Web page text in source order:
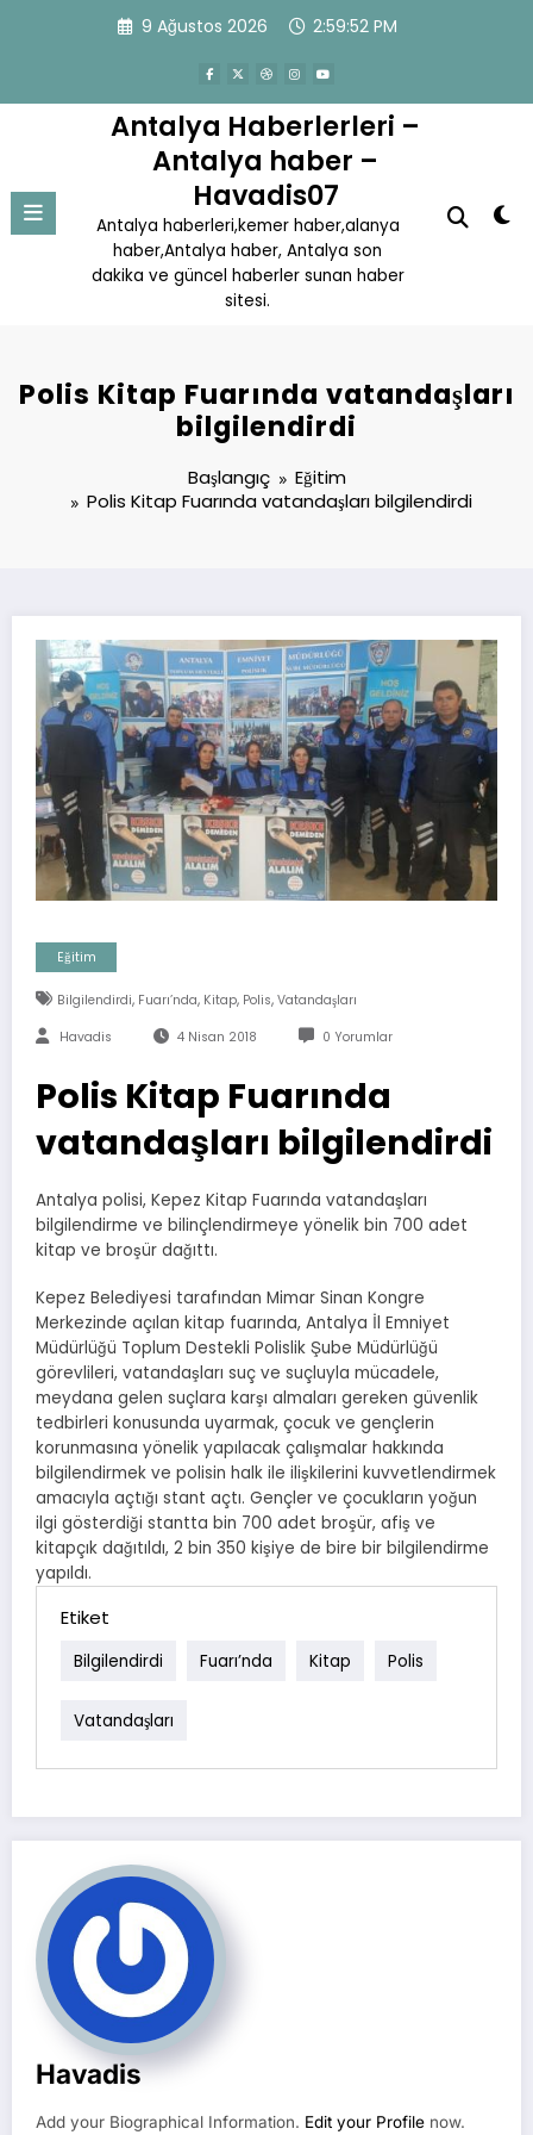
9 Ağustos 2026 2:59:53 PM
Antalya Haberlerleri –
Antalya haber –
Havadis07
Antalya haberleri,kemer haber,alanya
haber,Antalya haber, Antalya son
dakika ve güncel haberler sunan haber
sitesi.
Polis Kitap Fuarında vatandaşları
bilgilendirdi
Başlangıç
Eğitim
Polis Kitap Fuarında vatandaşları bilgilendirdi
Eğitim
Bilgilendirdi, Fuarı’nda, Kitap, Polis, Vatandaşları
Havadis 4 Nisan 2018 0 Yorumlar
Polis Kitap Fuarında
vatandaşları bilgilendirdi
Antalya polisi, Kepez Kitap Fuarında vatandaşları
bilgilendirme ve bilinçlendirmeye yönelik bin 700 adet
kitap ve broşür dağıttı.
Kepez Belediyesi tarafından Mimar Sinan Kongre
Merkezinde açılan kitap fuarında, Antalya İl Emniyet
Müdürlüğü Toplum Destekli Polislik Şube Müdürlüğü
görevlileri, vatandaşları suç ve suçluyla mücadele,
meydana gelen suçlara karşı almaları gereken güvenlik
tedbirleri konusunda uyarmak, çocuk ve gençlerin
korunmasına yönelik yapılacak çalışmalar hakkında
bilgilendirmek ve polisin halk ile ilişkilerini kuvvetlendirmek
amacıyla açtığı stant açtı. Gençler ve çocukların yoğun
ilgi gösterdiği stantta bin 700 adet broşür, afiş ve
kitapçık dağıtıldı, 2 bin 350 kişiye de bire bir bilgilendirme
yapıldı.
Etiket
Bilgilendirdi Fuarı’nda Kitap Polis
Vatandaşları
Havadis
Add your Biographical Information. Edit your Profile now.